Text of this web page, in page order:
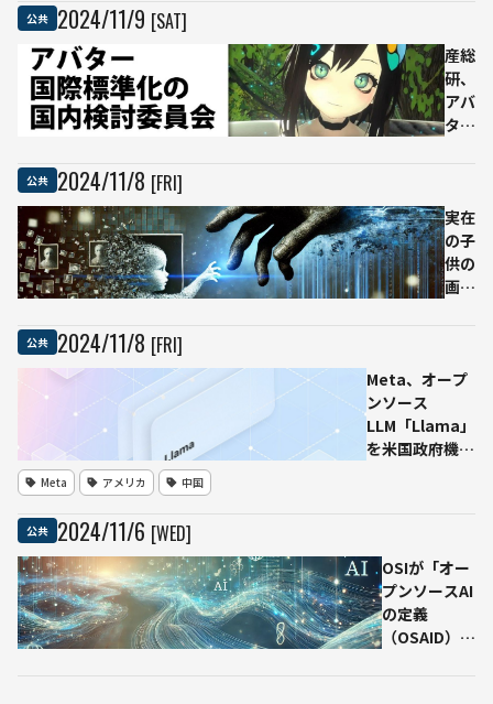
刑事
告訴
席、
核兵
器使
用の
与さ
せな
い方
針で
公共 2024/11/9 [SAT]
産総
研、
アバ
ター
標準
化を
目指
し国
を設
バー
チャ
が委
員に
公共 2024/11/8 [FRI]
実在
の子
供の
画像
童虐
像を
AI生
初の
有罪
決、
公共 2024/11/8 [FRI]
Meta、オープ
ンソース
LLM「Llama」
を米国政府機関
を軍事利用に向
けて開発
Meta アメリカ 中国
公共 2024/11/6 [WED]
OSIが「オー
プンソースAI
の定義
（OSAID）」